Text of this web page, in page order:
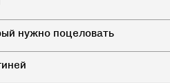
нужно поцеловать